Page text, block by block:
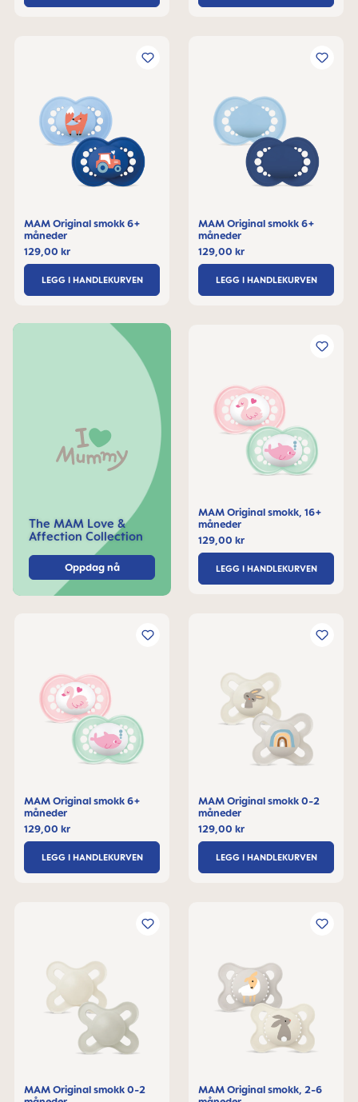
The MAM Love &
Affection Collection
Oppdag nå
MAM Original smokk 6+
måneder
129,00 kr
LEGG I HANDLEKURVEN
MAM Original smokk 6+
måneder
129,00 kr
LEGG I HANDLEKURVEN
MAM Original smokk, 16+
måneder
129,00 kr
LEGG I HANDLEKURVEN
MAM Original smokk 6+
måneder
129,00 kr
LEGG I HANDLEKURVEN
MAM Original smokk 0-2
måneder
129,00 kr
LEGG I HANDLEKURVEN
MAM Original smokk 0-2
MAM Original smokk, 2-6